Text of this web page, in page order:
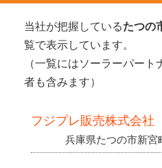
当社が把握しているたつの
覧で表示しています。
（一覧にはソーラーパー
者も含みます）
フジプレ販売株式会社
兵庫県たつの市新宮